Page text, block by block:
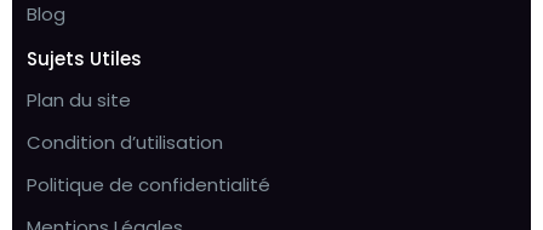
Blog
Sujets Utiles
Plan du site
Condition d’utilisation
Politique de confidentialité